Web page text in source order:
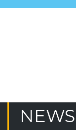
NEWS